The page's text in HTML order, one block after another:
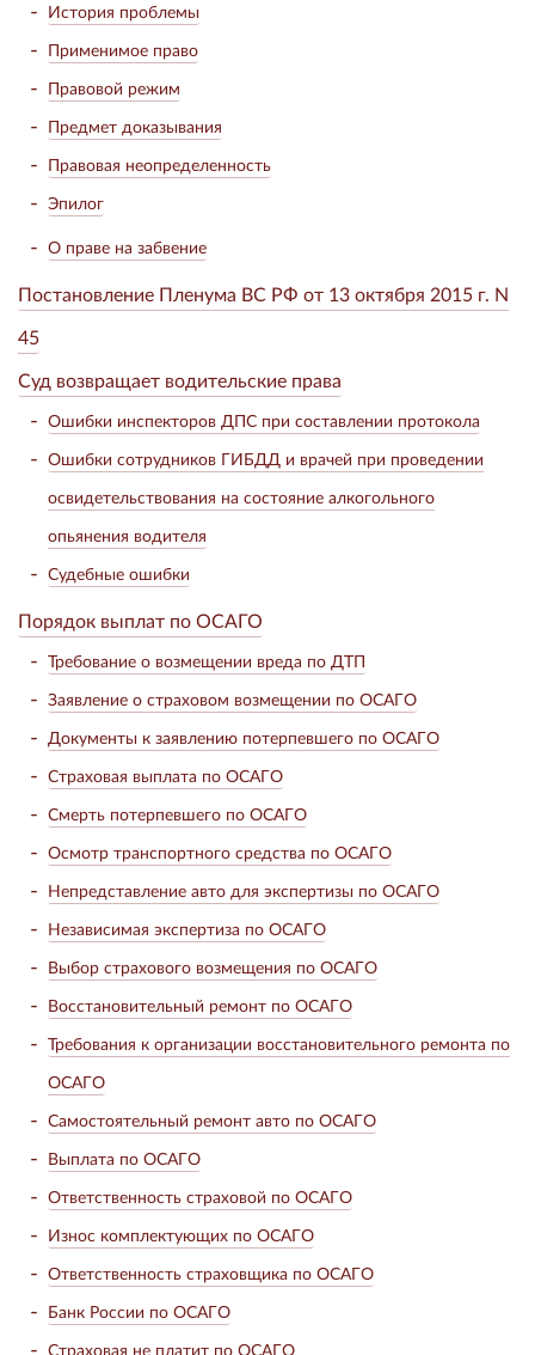
История проблемы
Применимое право
Правовой режим
Предмет доказывания
Правовая неопределенность
Эпилог
О праве на забвение
Постановление Пленума ВС РФ от 13 октября 2015 г. N
45
Суд возвращает водительские права
Ошибки инспекторов ДПС при составлении протокола
Ошибки сотрудников ГИБДД и врачей при проведении
освидетельствования на состояние алкогольного
опьянения водителя
Судебные ошибки
Порядок выплат по ОСАГО
Требование о возмещении вреда по ДТП
Заявление о страховом возмещении по ОСАГО
Документы к заявлению потерпевшего по ОСАГО
Страховая выплата по ОСАГО
Смерть потерпевшего по ОСАГО
Осмотр транспортного средства по ОСАГО
Непредставление авто для экспертизы по ОСАГО
Независимая экспертиза по ОСАГО
Выбор страхового возмещения по ОСАГО
Восстановительный ремонт по ОСАГО
Требования к организации восстановительного ремонта по
ОСАГО
Самостоятельный ремонт авто по ОСАГО
Выплата по ОСАГО
Ответственность страховой по ОСАГО
Износ комплектующих по ОСАГО
Ответственность страховщика по ОСАГО
Банк России по ОСАГО
Страховая не платит по ОСАГО